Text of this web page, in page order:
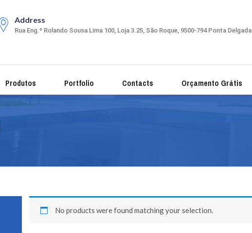
Address
Rua Eng.º Rolando Sousa Lima 100, Loja 3.25, São Roque, 9500-794 Ponta Delgada
Produtos Portfolio Contacts Orçamento Grátis
No products were found matching your selection.